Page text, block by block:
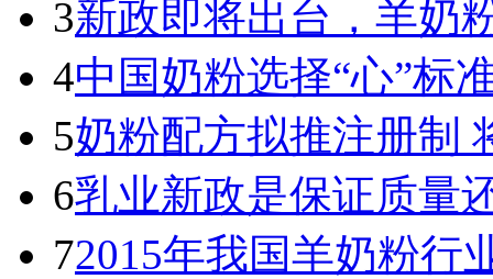
3新政即将出台，羊奶
4中国奶粉选择“心”标
5奶粉配方拟推注册制
6乳业新政是保证质量
72015年我国羊奶粉行